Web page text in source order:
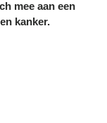
mee aan een
kanker.